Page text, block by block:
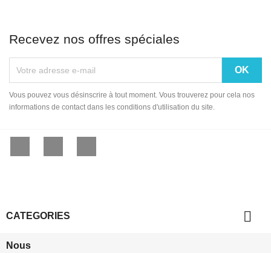
Recevez nos offres spéciales
Vous pouvez vous désinscrire à tout moment. Vous trouverez pour cela nos
informations de contact dans les conditions d'utilisation du site.
CATEGORIES 
Nous